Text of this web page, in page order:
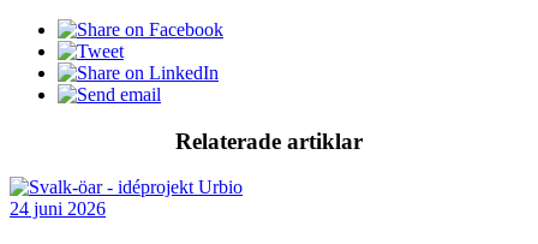
Relaterade artiklar
24 juni 2026